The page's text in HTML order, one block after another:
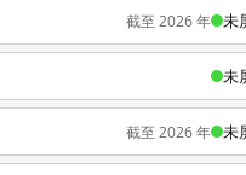
截至 2026 年 未
未
截至 2026 年 未